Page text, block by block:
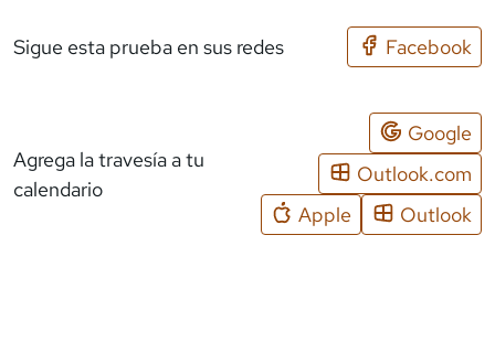
Sigue esta prueba en sus redes Facebook
Agrega la travesía a tu
calendario
Google
Outlook.com
Apple
Outlook